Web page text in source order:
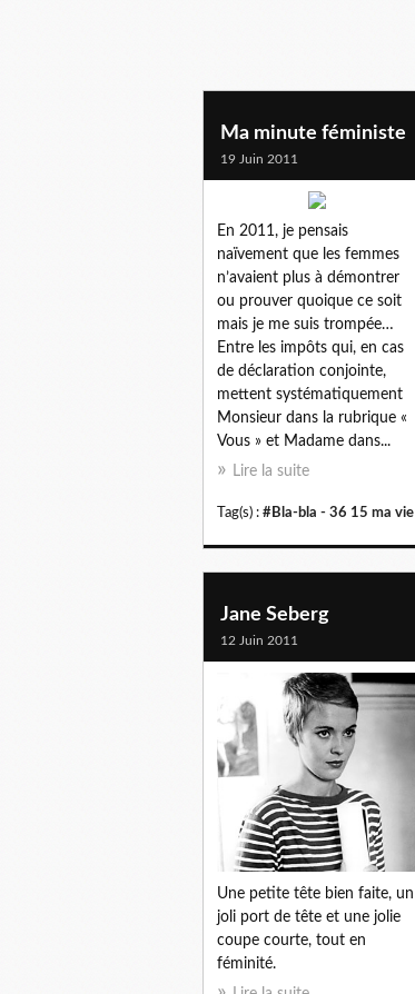
Ma minute féministe
19 Juin 2011
En 2011, je pensais
naïvement que les femmes
n’avaient plus à démontrer
ou prouver quoique ce soit
mais je me suis trompée…
Entre les impôts qui, en cas
de déclaration conjointe,
mettent systématiquement
Monsieur dans la rubrique «
Vous » et Madame dans...
Lire la suite
Tag(s) : #Bla-bla - 36 15 ma vie
Jane Seberg
12 Juin 2011
Une petite tête bien faite, un
joli port de tête et une jolie
coupe courte, tout en
féminité.